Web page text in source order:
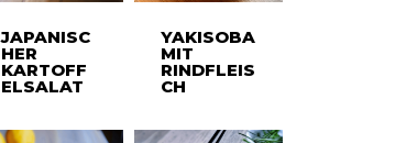
JAPANISC
HER
KARTOFF
ELSALAT
YAKISOBA
MIT
RINDFLEIS
CH